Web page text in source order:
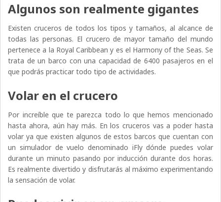
Algunos son realmente gigantes
Existen cruceros de todos los tipos y tamaños, al alcance de
todas las personas. El crucero de mayor tamaño del mundo
pertenece a la Royal Caribbean y es el Harmony of the Seas. Se
trata de un barco con una capacidad de 6400 pasajeros en el
que podrás practicar todo tipo de actividades.
Volar en el crucero
Por increíble que te parezca todo lo que hemos mencionado
hasta ahora, aún hay más. En los cruceros vas a poder hasta
volar ya que existen algunos de estos barcos que cuentan con
un simulador de vuelo denominado iFly dónde puedes volar
durante un minuto pasando por inducción durante dos horas.
Es realmente divertido y disfrutarás al máximo experimentando
la sensación de volar.